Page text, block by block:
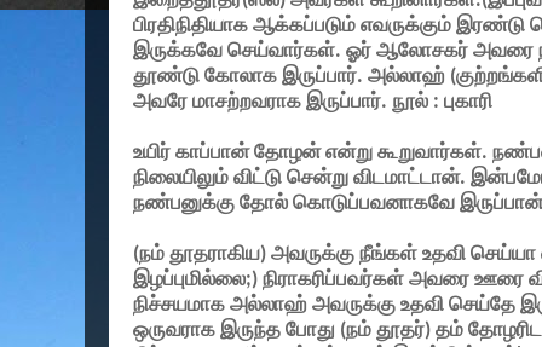
பிரதிநிதியாக ஆக்கப்படும் எவருக்கும்
இருக்கவே செய்வார்கள். ஓர் ஆலோசகர் அவரை
தூண்டு கோலாக இருப்பார். அல்லாஹ்
அவரே மாசற்றவராக இருப்பார். நூல் : புகாரி
உயிர் காப்பான் தோழன் என்று கூறுவார்கள்.
நிலையிலும் விட்டு சென்று விடமாட்டான்.
நண்பனுக்கு தோல் கொடுப்பவனாகவே
(நம் தூதராகிய) அவருக்கு நீங்கள் உதவி
இழப்புமில்லை;) நிராகரிப்பவர்கள் அவரை ஊரை
நிச்சயமாக அல்லாஹ் அவருக்கு உதவி செய்தே
ஒருவராக இருந்த போது (நம் தூதர்) தம்